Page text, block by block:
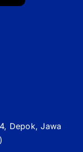
Depok, Jawa